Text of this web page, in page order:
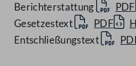
Berichterstattung PDF
Gesetzestext
PDF
Entschließungstext